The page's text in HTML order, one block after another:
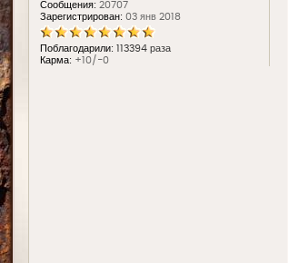
Сообщения: 20707
Зарегистрирован: 03 янв 2018
Поблагодарили: 113394 раза
Карма: +10/-0